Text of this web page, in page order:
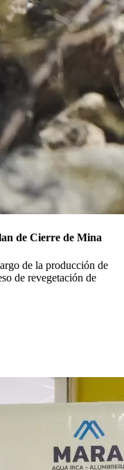
de Cierre de Mina
de la producción de
de revegetación de